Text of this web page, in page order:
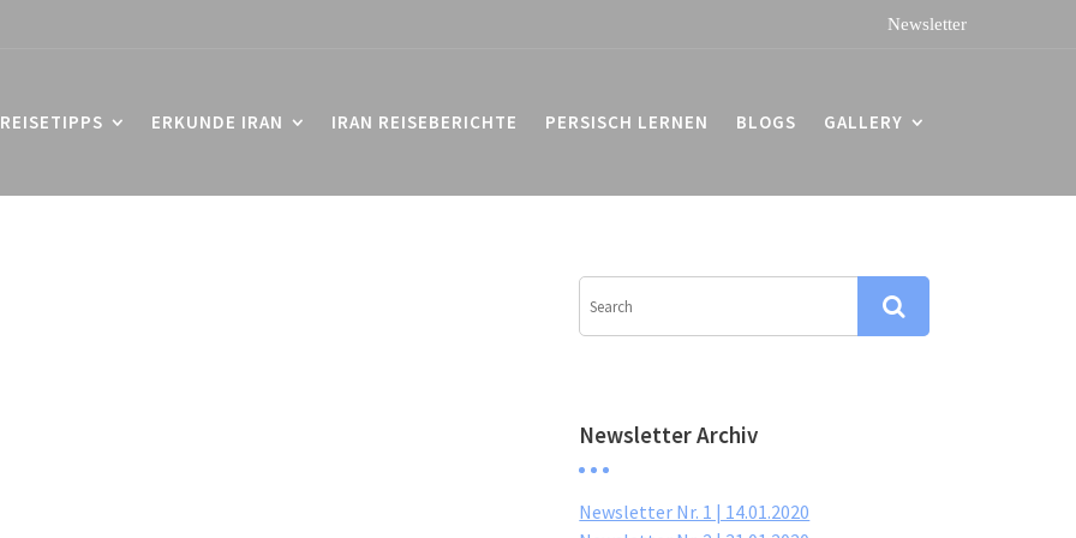
REISETIPPS ERKUNDE IRAN IRAN REISEBERICHTE PERSISCH LERNEN BLOGS GALLERY
Newsletter Archiv
Newsletter Nr. 1 | 14.01.2020